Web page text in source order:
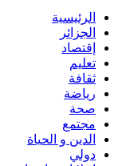
الرئيسية
الجزائر
إقتصاد
تعليم
ثقافة
رياضة
صحة
مجتمع
الدين و الحياة
دولي